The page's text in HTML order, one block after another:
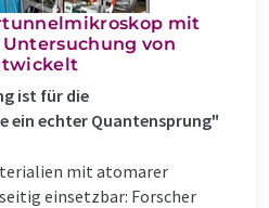
mit
von
ist für die
ein echter Quantensprung"
mit atomarer
einsetzbar: Forscher